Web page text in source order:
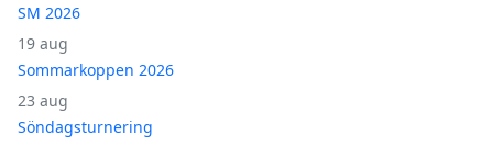
SM 2026
19 aug
Sommarkoppen 2026
23 aug
Söndagsturnering